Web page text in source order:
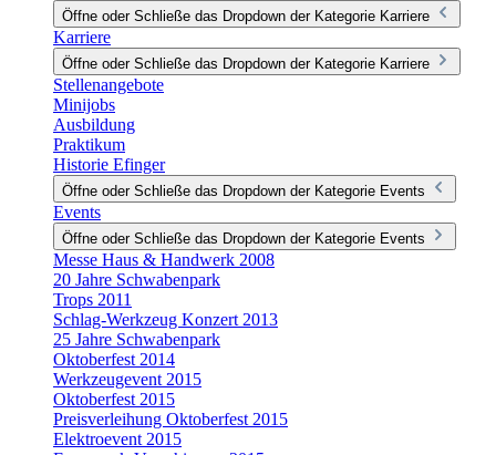
Öffne oder Schließe das Dropdown der Kategorie Karriere
Karriere
Öffne oder Schließe das Dropdown der Kategorie Karriere
Stellenangebote
Minijobs
Ausbildung
Praktikum
Historie Efinger
Öffne oder Schließe das Dropdown der Kategorie Events
Events
Öffne oder Schließe das Dropdown der Kategorie Events
Messe Haus & Handwerk 2008
20 Jahre Schwabenpark
Trops 2011
Schlag-Werkzeug Konzert 2013
25 Jahre Schwabenpark
Oktoberfest 2014
Werkzeugevent 2015
Oktoberfest 2015
Preisverleihung Oktoberfest 2015
Elektroevent 2015